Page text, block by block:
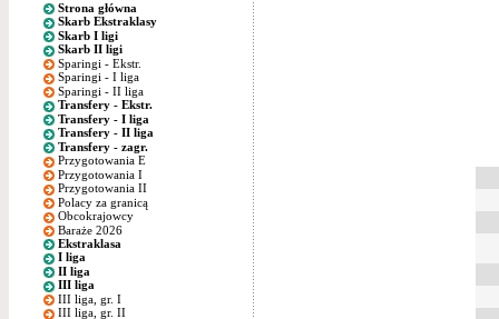
Strona główna
Skarb Ekstraklasy
Skarb I ligi
Skarb II ligi
Sparingi - Ekstr.
Sparingi - I liga
Sparingi - II liga
Transfery - Ekstr.
Transfery - I liga
Transfery - II liga
Transfery - zagr.
Przygotowania E
Przygotowania I
Przygotowania II
Polacy za granicą
Obcokrajowcy
Baraże 2026
Ekstraklasa
I liga
II liga
III liga
III liga, gr. I
III liga, gr. II